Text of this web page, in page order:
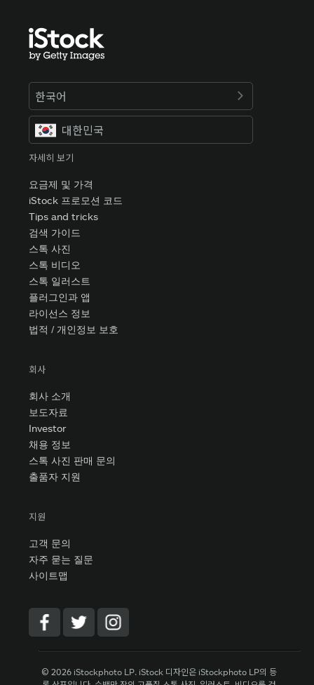
한국어
대한민국
자세히 보기
요금제 및 가격
iStock 프로모션 코드
Tips and tricks
검색 가이드
스톡 사진
스톡 비디오
스톡 일러스트
플러그인과 앱
라이선스 정보
법적 / 개인정보 보호
회사
회사 소개
보도자료
Investor
채용 정보
스톡 사진 판매 문의
출품자 지원
지원
고객 문의
자주 묻는 질문
사이트맵
© 2026 iStockphoto LP. iStock 디자인은 iStockphoto LP의 등